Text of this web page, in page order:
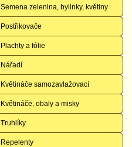
Semena zelenina, bylinky, květiny
Postřikovače
Plachty a fólie
Nářadí
Květináče samozavlažovací
Květináče, obaly a misky
Truhlíky
Repelenty